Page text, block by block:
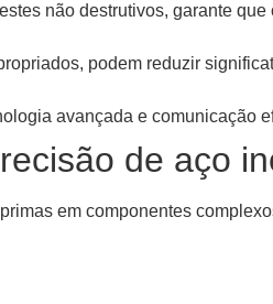
não destrutivos, garante
podem reduzir
avançada e comunicação
de aço
em componentes